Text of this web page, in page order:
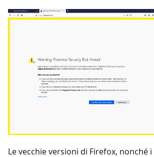
Le vecchie versioni di Firefox, nonché i